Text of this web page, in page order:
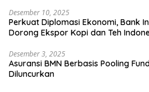
Desember 10, 2025
Perkuat Diplomasi Ekonomi, Bank
Dorong Ekspor Kopi dan Teh
Desember 3, 2025
Asuransi BMN Berbasis Pooling
Diluncurkan